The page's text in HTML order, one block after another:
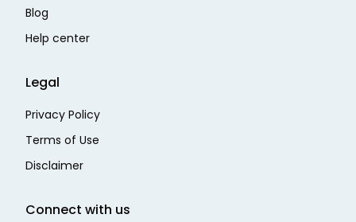
Blog
Help center
Legal
Privacy Policy
Terms of Use
Disclaimer
Connect with us